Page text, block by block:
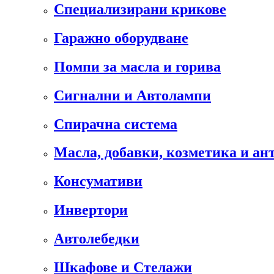
Специализирани крикове
Гаражно оборудване
Помпи за масла и горива
Сигнални и Автолампи
Спирачна система
Масла, добавки, козметика и
Консумативи
Инвертори
Автолебедки
Шкафове и Стелажи